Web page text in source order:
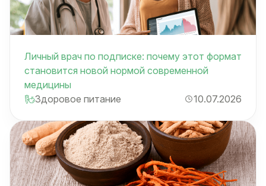
Личный врач по подписке: почему этот формат
становится новой нормой современной
медицины
Здоровое питание
10.07.2026